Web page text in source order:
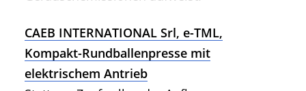
CAEB INTERNATIONAL Srl, e-TML,
Kompakt-Rundballenpresse mit
elektrischem Antrieb